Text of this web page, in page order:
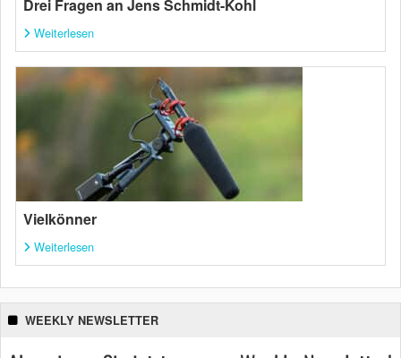
Drei Fragen an Jens Schmidt-Kohl
Weiterlesen
Vielkönner
Weiterlesen
WEEKLY NEWSLETTER